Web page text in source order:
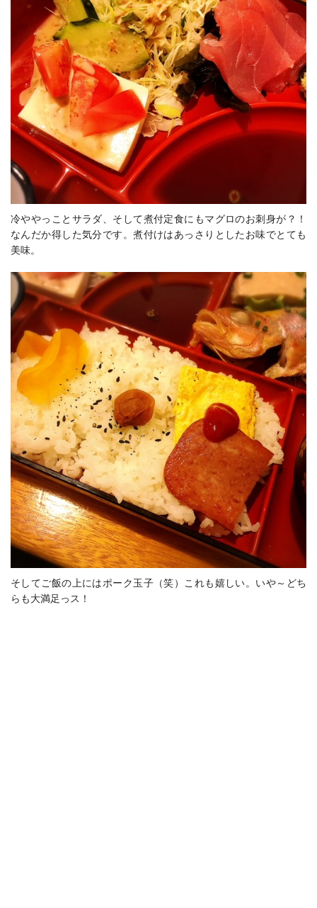
冷ややっことサラダ、そして煮付定食にもマグロのお刺身が？！
なんだか得した気分です。煮付けはあっさりとしたお味でとても
美味。
そしてご飯の上にはポーク玉子（笑）これも嬉しい。いや～どち
らも大満足っス！